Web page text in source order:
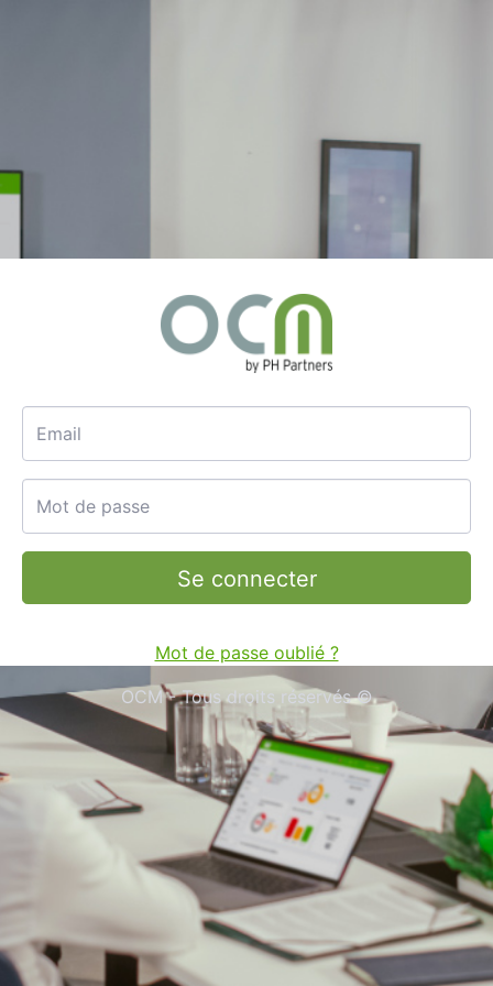
Email
Mot de passe
Se connecter
Mot de passe oublié ?
OCM - Tous droits réservés©